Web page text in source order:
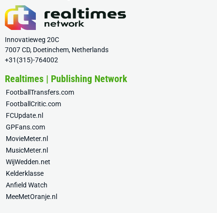
Innovatieweg 20C
7007 CD, Doetinchem, Netherlands
+31(315)-764002
Realtimes | Publishing Network
FootballTransfers.com
FootballCritic.com
FCUpdate.nl
GPFans.com
MovieMeter.nl
MusicMeter.nl
WijWedden.net
Kelderklasse
Anfield Watch
MeeMetOranje.nl